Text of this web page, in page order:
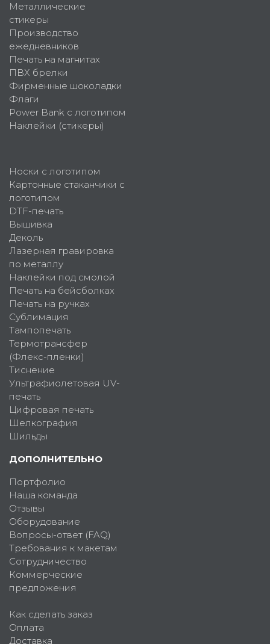
Металлические
стикеры
Производство
ежедневников
Печать на магнитах
ПВХ брелки
Фирменные шоколадки
Флаги
Power Bank с логотипом
Наклейки (стикеры)
Носки с логотипом
Картонные стаканчики с
логотипом
DTF-печать
Вышивка
Деколь
Лазерная гравировка
по металлу
Наклейки под смолой
Печать на бейсболках
Печать на ручках
Сублимация
Тампопечать
Термотрансфер
(Флекс-пленки)
Тиснение
Ультрафиолетовая UV-
печать
Цифровая печать
Шелкография
Шильды
ДОПОЛНИТЕЛЬНО
Портфолио
Наша команда
Отзывы
Оборудование
Вопросы-ответ (FAQ)
Требования к макетам
Сотрудничество
Коммерческие
предложения
Как сделать заказ
Оплата
Доставка